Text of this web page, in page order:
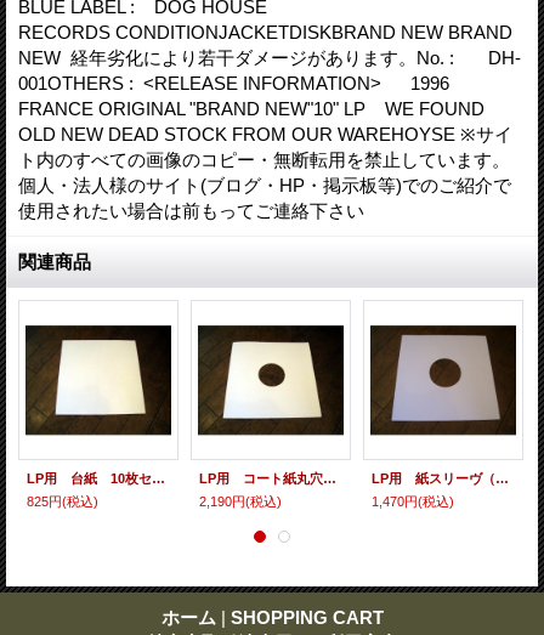
BLUE LABEL : DOG HOUSE
RECORDS CONDITIONJACKETDISKBRAND NEW BRAND
NEW 経年劣化により若干ダメージがあります。No. : DH-
001OTHERS : <RELEASE INFORMATION> 1996
FRANCE ORIGINAL "BRAND NEW"10" LP WE FOUND
OLD NEW DEAD STOCK FROM OUR WAREHOYSE ※サイ
ト内のすべての画像のコピー・無断転用を禁止しています。
個人・法人様のサイト(ブログ・HP・掲示板等)でのご紹介で
使用されたい場合は前もってご連絡下さい
関連商品
LP用 台紙 10枚セット
825円(税込)
LP用 コート紙丸穴ジャケ 10枚セット
2,190円(税込)
LP用 紙スリーヴ（レギュラー 四角の角） 10枚セット
1,470円(税込)
ホーム | SHOPPING CART